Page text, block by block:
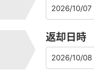
返却日時